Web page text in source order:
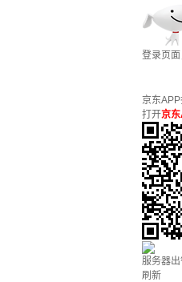
登录页
京东
打开京
服务器
刷新